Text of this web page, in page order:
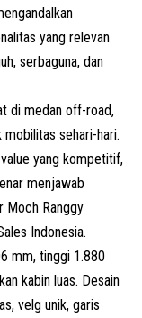
yang relevan
serbaguna, dan
di medan off-road,
mobilitas sehari-hari.
yang kompetitif,
menjawab
Moch Ranggy
Indonesia.
mm, tinggi 1.880
kabin luas. Desain
velg unik, garis